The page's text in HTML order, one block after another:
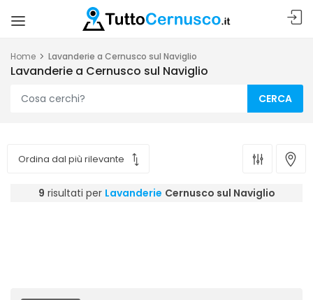
Home Lavanderie a Cernusco sul Naviglio
Lavanderie a Cernusco sul Naviglio
CERCA
9 risultati per Lavanderie Cernusco sul Naviglio